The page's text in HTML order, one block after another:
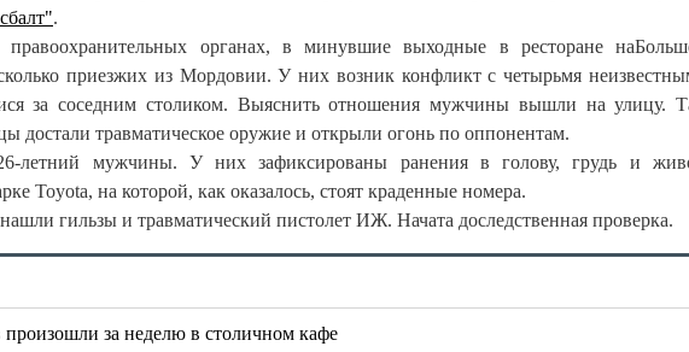
.
органах, в минувшие выходные в ресторане
приезжих из Мордовии. У них возник конфликт с четырьмя
за соседним столиком. Выяснить отношения мужчины вышли на улицу.
достали травматическое оружие и открыли огонь по оппонентам.
летний мужчины. У них зафиксированы ранения в голову, грудь и
Toyota, на которой, как оказалось, стоят краденные номера.
гильзы и травматический пистолет ИЖ. Начата доследственная проверка.
за неделю в столичном кафе